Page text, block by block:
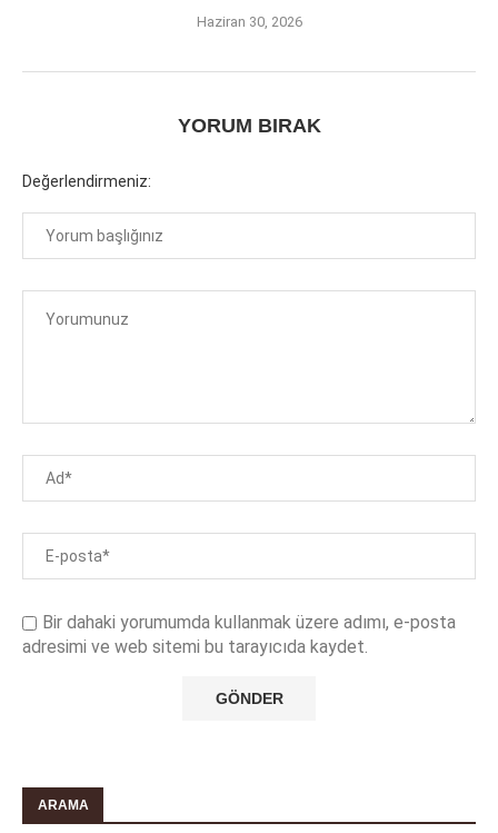
Haziran 30, 2026
YORUM BIRAK
Değerlendirmeniz:
Bir dahaki yorumumda kullanmak üzere adımı, e-posta
adresimi ve web sitemi bu tarayıcıda kaydet.
ARAMA